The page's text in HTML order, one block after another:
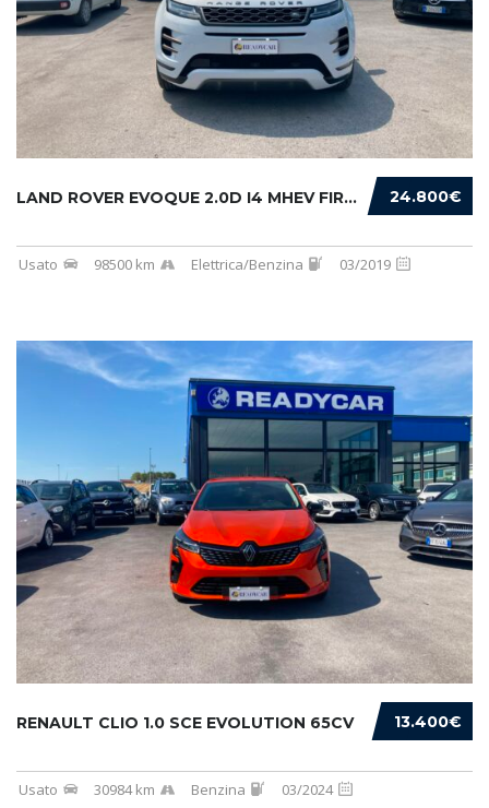
24.800€
LAND ROVER EVOQUE 2.0D I4 MHEV FIRST EDITION...
Usato 98500 km Elettrica/Benzina 03/2019
13.400€
RENAULT CLIO 1.0 SCE EVOLUTION 65CV
Usato 30984 km Benzina 03/2024